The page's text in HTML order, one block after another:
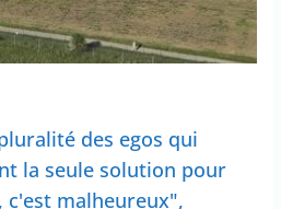
des egos qui
la seule solution pour
malheureux",